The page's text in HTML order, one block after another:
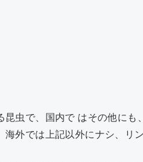
虫で、国内で はその他にも
外では上記以外にナシ、リ